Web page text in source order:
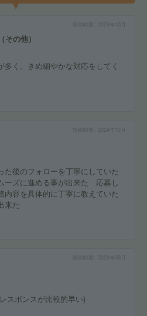
2024年10月
の他）
く、きめ細やかな対応をしてく
2024年10月
た後のフォローを丁寧にしていた
ーズに進める事が出来た 応募し
内容を具体的に丁寧に教えていた
来た
2024年09月
スポンスが比較的早い)